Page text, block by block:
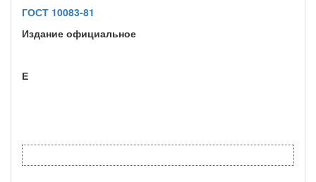
ГОСТ 10083-81
Издание официальное
Е